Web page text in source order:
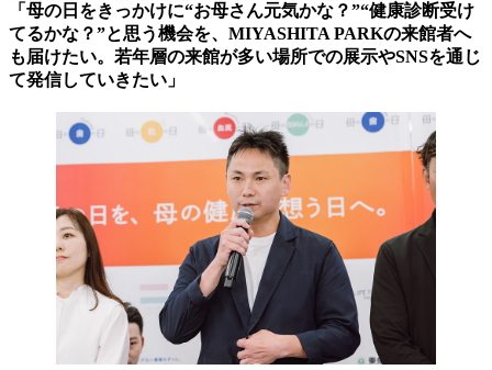
「母の日をきっかけに“お母さん元気かな？”“健康診断受け
てるかな？”と思う機会を、MIYASHITA PARKの来館者へ
も届けたい。若年層の来館が多い場所での展示やSNSを通じ
て発信していきたい」